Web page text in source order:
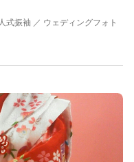
式振袖 ／ ウェディングフォト